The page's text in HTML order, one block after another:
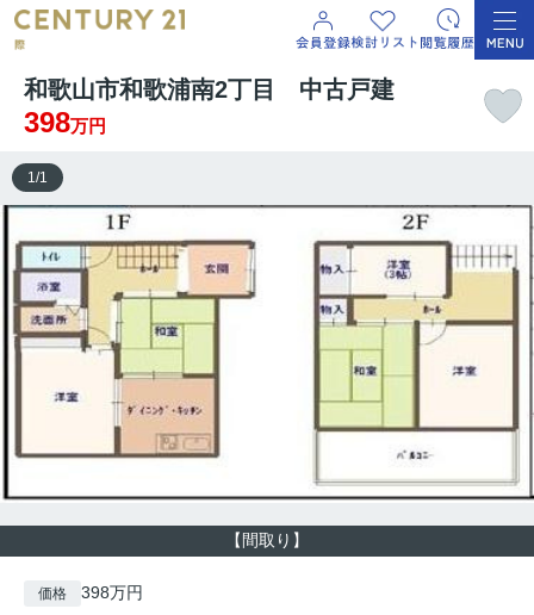
和歌山市和歌浦南2丁目 中古戸建
398万円
【間取り】
1/1
価格 398万円